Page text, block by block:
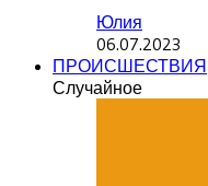
Юлия
06.07.2023
ПРОИСШЕСТВИЯ
Случайное